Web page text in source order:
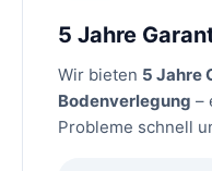
5 Jahre
Wir bieten 5 Jahre
Bodenverlegung –
Probleme schnell